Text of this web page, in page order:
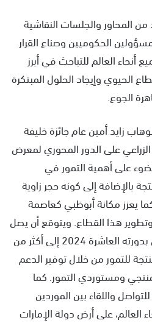
المحاور والجلسات النقاشية
الحكوميين وصناع القرار
العالم للتباحث في أبرز
الحيوي وإيجاد الحلول المبتكرة
الجوع.
زايد أمين عام جائزة خليفة
الزراعي على الدور المحوري لمعرض
على أهمية التمور في
بالإضافة إلى كونه حجر زاوية
يعزز مكانة أبوظبي كعاصمة
هذا القطاع. ويتوقع أن يصل
عدد المشاركين في المعرض بدورته العاشرة 2024 إلى أكثر من
25 دولة منتجة للتمور من خلال توفير الدعم
ومستوردي التمور. كما
واللقاء بين الموردين
العالم، على أرض دولة الإمارات